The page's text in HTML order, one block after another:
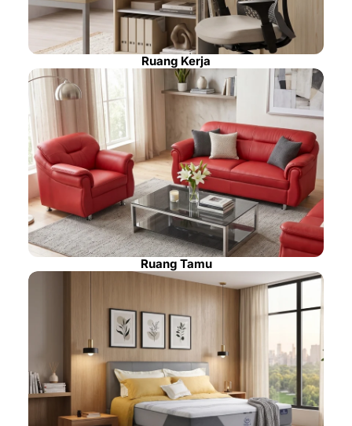
Ruang Kerja
Ruang Tamu